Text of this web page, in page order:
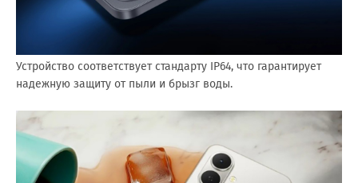
Устройство соответствует стандарту IP64, что гарантирует
надежную защиту от пыли и брызг воды.